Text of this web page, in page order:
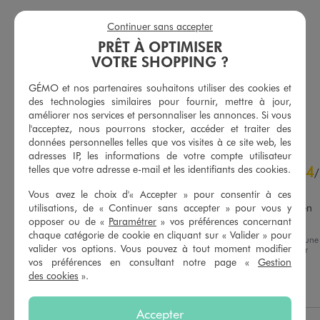
Foulard en maille gaufrée et pailletée femme
-70%
AJOUTERAU PANIER
9,99 €
-50% sur le 2ème produit d'été
5/5 de moyenne
(616 avis)
AJOUTERAU PANIER
4.8/5
Basé sur12 avis soumis à un
contrôle
Voir tous les avis sur ce site
étoiles
10
4/
Parfait et avait été essayé en
magasin
Avis du 31/07/2026 , suite à une
expérience du18/07/2026
par
Natacha D.
PRÊT À OPTIMISER
VOTRE SHOPPING ?
GÉMO et nos partenaires souhaitons utiliser des cookies et
des technologies similaires pour fournir, mettre à jour,
améliorer nos services et personnaliser les annonces. Si vous
l'acceptez, nous pourrons stocker, accéder et traiter des
données personnelles telles que vos visites à ce site web, les
adresses IP, les informations de votre compte utilisateur
telles que votre adresse e-mail et les identifiants des cookies.
Vous avez le choix d'« Accepter » pour consentir à ces
utilisations, de « Continuer sans accepter » pour vous y
opposer ou de « Paramétrer » vos préférences concernant
chaque catégorie de cookie en cliquant sur « Valider » pour
valider vos options. Vous pouvez à tout moment modifier
vos préférences en consultant notre page « Gestion
des cookies ».
Accepter
Continuer sans accepter